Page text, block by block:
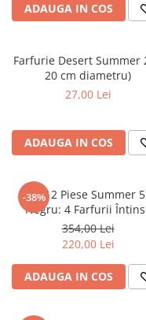
ADAUGA IN COS
Farfurie Desert Summer
20 cm diametru)
27,00 Lei
ADAUGA IN COS
-38%
Set 12 Piese Summer
Negru: 4 Farfurii
26cm, 4 Farfurii Desert
& 4 Boluri 21cm/500ml
354,00 Lei
220,00 Lei
ADAUGA IN COS